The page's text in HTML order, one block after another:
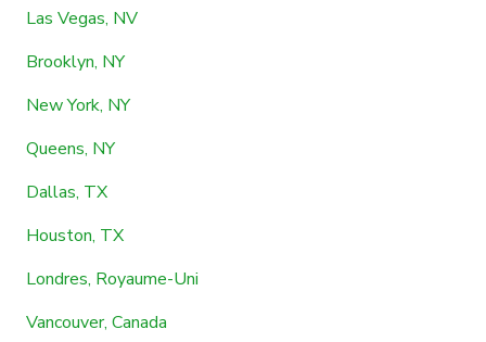
Las Vegas, NV
Brooklyn, NY
New York, NY
Queens, NY
Dallas, TX
Houston, TX
Londres, Royaume-Uni
Vancouver, Canada